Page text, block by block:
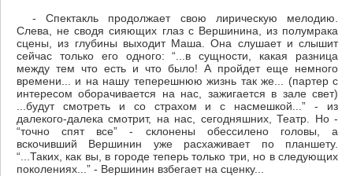
- Спектакль продолжает свою лирическую мелодию.
Слева, не сводя сияющих глаз с Вершинина, из полумрака
сцены, из глубины выходит Маша. Она слушает и слышит
сейчас только его одного: “...в сущности, какая разница
между тем что есть и что было! А пройдет еще немного
времени... и на нашу теперешнюю жизнь так же... (партер с
интересом оборачивается на нас, зажигается в зале свет)
...будут смотреть и со страхом и с насмешкой...” - из
далекого-далека смотрит, на нас, сегодняшних, Театр. Но -
“точно спят все” - склонены обессилено головы, а
вскочивший Вершинин уже расхаживает по планшету.
“...Таких, как вы, в городе теперь только три, но в следующих
поколениях...” - Вершинин взбегает на сценку...